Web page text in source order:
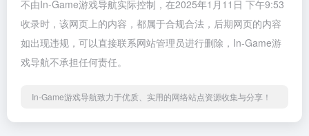
不由In-Game游戏导航实际控制，在2025年1月11日 下午9:53
收录时，该网页上的内容，都属于合规合法，后期网页的内容
如出现违规，可以直接联系网站管理员进行删除，In-Game游
戏导航不承担任何责任。
In-Game游戏导航致力于优质、实用的网络站点资源收集与分享！